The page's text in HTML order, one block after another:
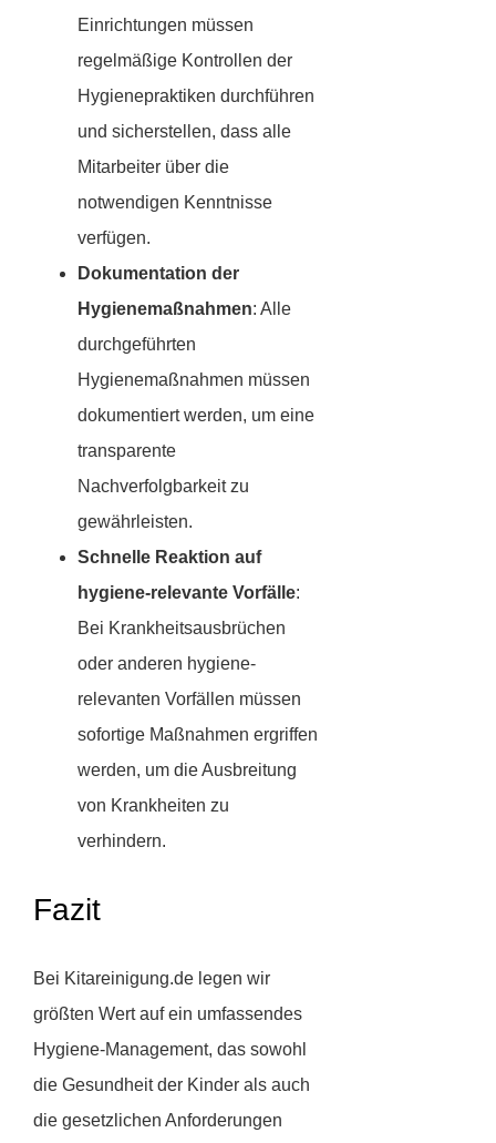
Einrichtungen müssen
regelmäßige Kontrollen der
Hygienepraktiken durchführen
und sicherstellen, dass alle
Mitarbeiter über die
notwendigen Kenntnisse
verfügen.
Dokumentation der
Hygienemaßnahmen: Alle
durchgeführten
Hygienemaßnahmen müssen
dokumentiert werden, um eine
transparente
Nachverfolgbarkeit zu
gewährleisten.
Schnelle Reaktion auf
hygiene-relevante Vorfälle:
Bei Krankheitsausbrüchen
oder anderen hygiene-
relevanten Vorfällen müssen
sofortige Maßnahmen ergriffen
werden, um die Ausbreitung
von Krankheiten zu
verhindern.
Fazit
Bei Kitareinigung.de legen wir
größten Wert auf ein umfassendes
Hygiene-Management, das sowohl
die Gesundheit der Kinder als auch
die gesetzlichen Anforderungen